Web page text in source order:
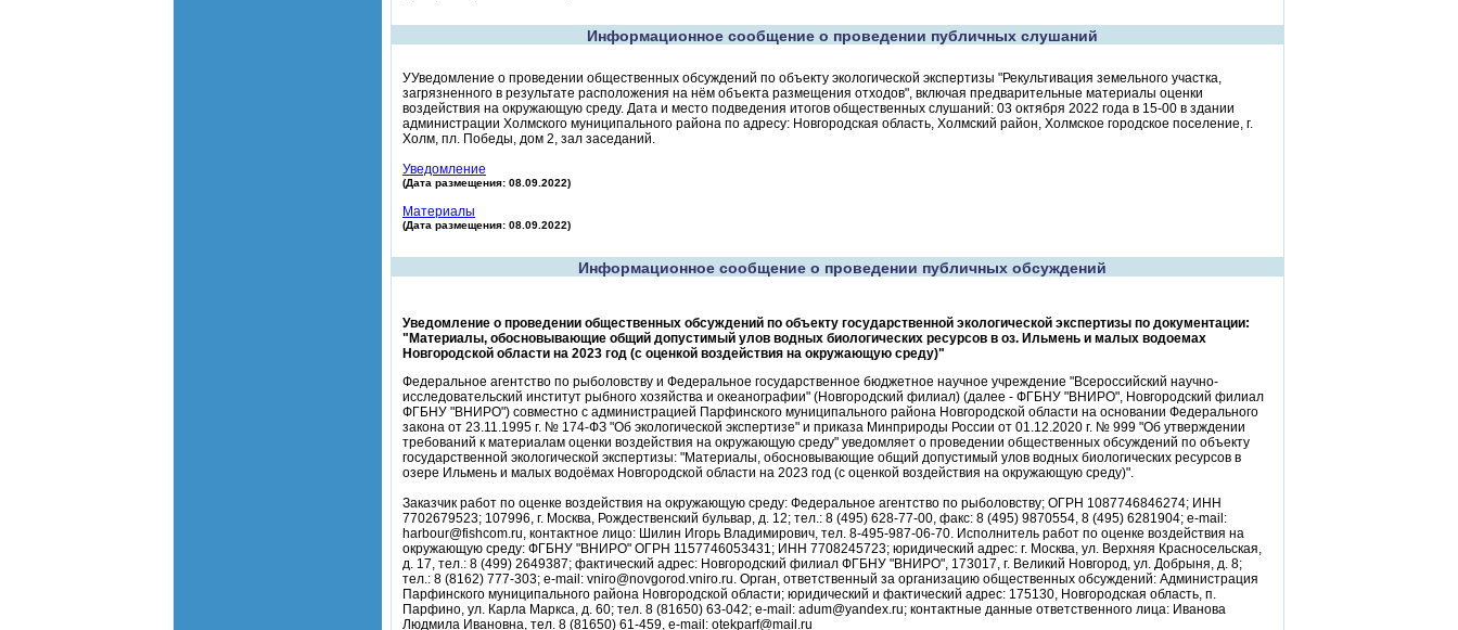
Информационное сообщение о проведении публичных слушаний
УУведомление о проведении общественных обсуждений по объекту экологической экспертизы "Рекультивация земельного участка,
загрязненного в результате расположения на нём объекта размещения отходов", включая предварительные материалы оценки
воздействия на окружающую среду. Дата и место подведения итогов общественных слушаний: 03 октября 2022 года в 15-00 в здании
администрации Холмского муниципального района по адресу: Новгородская область, Холмский район, Холмское городское поселение, г.
Холм, пл. Победы, дом 2, зал заседаний.
Уведомление
(Дата размещения: 08.09.2022)
Материалы
(Дата размещения: 08.09.2022)
Информационное сообщение о проведении публичных обсуждений
Уведомление о проведении общественных обсуждений по объекту государственной экологической экспертизы по документации:
"Материалы, обосновывающие общий допустимый улов водных биологических ресурсов в оз. Ильмень и малых водоемах
Новгородской области на 2023 год (с оценкой воздействия на окружающую среду)"
Федеральное агентство по рыболовству и Федеральное государственное бюджетное научное учреждение "Всероссийский научно-
исследовательский институт рыбного хозяйства и океанографии" (Новгородский филиал) (далее - ФГБНУ "ВНИРО", Новгородский филиал
ФГБНУ "ВНИРО") совместно с администрацией Парфинского муниципального района Новгородской области на основании Федерального
закона от 23.11.1995 г. № 174-ФЗ "Об экологической экспертизе" и приказа Минприроды России от 01.12.2020 г. № 999 "Об утверждении
требований к материалам оценки воздействия на окружающую среду" уведомляет о проведении общественных обсуждений по объекту
государственной экологической экспертизы: "Материалы, обосновывающие общий допустимый улов водных биологических ресурсов в
озере Ильмень и малых водоёмах Новгородской области на 2023 год (с оценкой воздействия на окружающую среду)".
Заказчик работ по оценке воздействия на окружающую среду: Федеральное агентство по рыболовству; ОГРН 1087746846274; ИНН
7702679523; 107996, г. Москва, Рождественский бульвар, д. 12; тел.: 8 (495) 628-77-00, факс: 8 (495) 9870554, 8 (495) 6281904; e-mail:
harbour@fishcom.ru, контактное лицо: Шилин Игорь Владимирович, тел. 8-495-987-06-70. Исполнитель работ по оценке воздействия на
окружающую среду: ФГБНУ "ВНИРО" ОГРН 1157746053431; ИНН 7708245723; юридический адрес: г. Москва, ул. Верхняя Красносельская,
д. 17, тел.: 8 (499) 2649387; фактический адрес: Новгородский филиал ФГБНУ "ВНИРО", 173017, г. Великий Новгород, ул. Добрыня, д. 8;
тел.: 8 (8162) 777-303; e-mail: vniro@novgorod.vniro.ru. Орган, ответственный за организацию общественных обсуждений: Администрация
Парфинского муниципального района Новгородской области; юридический и фактический адрес: 175130, Новгородская область, п.
Парфино, ул. Карла Маркса, д. 60; тел. 8 (81650) 63-042; e-mail: adum@yandex.ru; контактные данные ответственного лица: Иванова
Людмила Ивановна, тел. 8 (81650) 61-459, e-mail: otekparf@mail.ru